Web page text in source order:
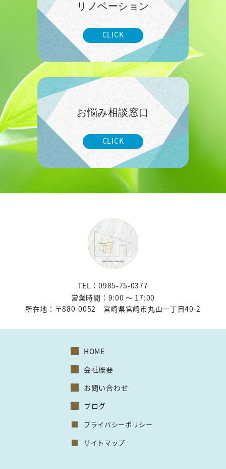
リノベーション
CLICK
お悩み相談窓口
CLICK
TEL：0985-75-0377
営業時間：9:00 〜 17:00
所在地： 〒880-0052 宮崎県宮崎市丸山一丁目40-2
HOME
会社概要
お問い合わせ
ブログ
プライバシーポリシー
サイトマップ